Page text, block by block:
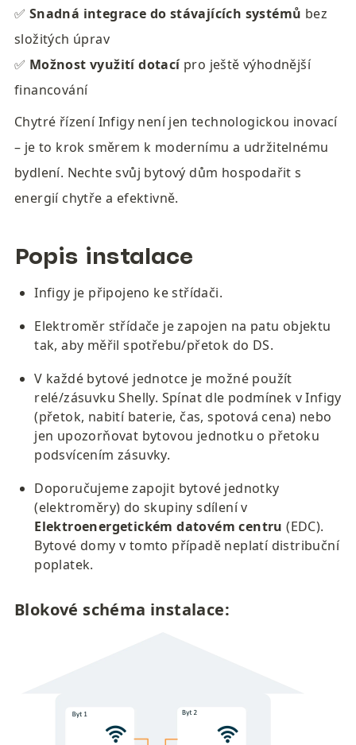
✅ Snadná integrace do stávajících systémů bez
složitých úprav
✅ Možnost využití dotací pro ještě výhodnější
financování
Chytré řízení Infigy není jen technologickou inovací
– je to krok směrem k modernímu a udržitelnému
bydlení. Nechte svůj bytový dům hospodařit s
energií chytře a efektivně.
Popis instalace
Infigy je připojeno ke střídači.
Elektroměr střídače je zapojen na patu objektu
tak, aby měřil spotřebu/přetok do DS.
V každé bytové jednotce je možné použít
relé/zásuvku Shelly. Spínat dle podmínek v Infigy
(přetok, nabití baterie, čas, spotová cena) nebo
jen upozorňovat bytovou jednotku o přetoku
podsvícením zásuvky.
Doporučujeme zapojit bytové jednotky
Elektroenergetickém datovém centru (EDC).
Bytové domy v tomto případě neplatí distribuční
poplatek.
Blokové schéma instalace: